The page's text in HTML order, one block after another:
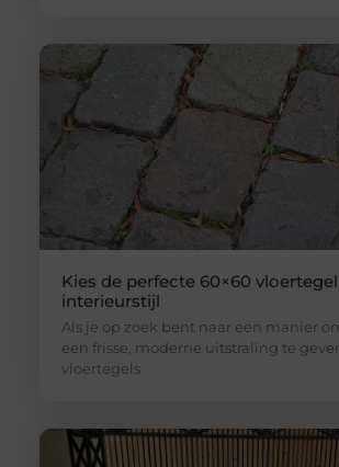
Kies de perfecte 60×60
interieurstijl
Als je op zoek bent naar een manier
een frisse, moderne uitstraling te
vloertegels